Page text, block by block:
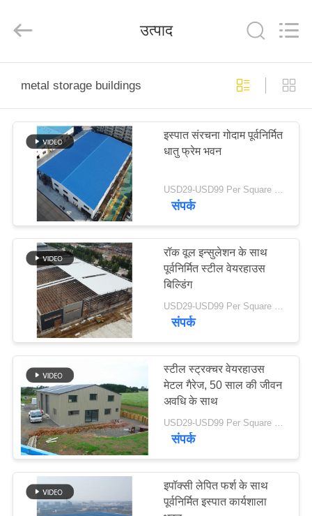
उत्पादों
वीडियो
वीआर
दिखाएँ
कारखाना
भ्रमण
गुणवत्ता
नियंत्रण
संपर्क
Engineering
उत्पाद
metal storage buildings
इस्पात संरचना गोदाम पूर्वनिर्मित
धातु फ्रेम भवन
USD29-USD99 Per Square Meter MOQ:300 वर्ग मीटर
संपर्क
रॉक वूल इन्सुलेशन के साथ
पूर्वनिर्मित स्टील वेयरहाउस
बिल्डिंग
USD29-USD99 Per Square Meter MOQ:300 वर्ग मीटर
संपर्क
स्टील स्ट्रक्चर वेयरहाउस
मेटल गैरेज, 50 साल की जीवन
अवधि के साथ
USD29-USD99 Per Square Meter MOQ:200 वर्ग मीटर
संपर्क
इपॉक्सी लेपित फर्श के साथ
पूर्वनिर्मित इस्पात कार्यशाला